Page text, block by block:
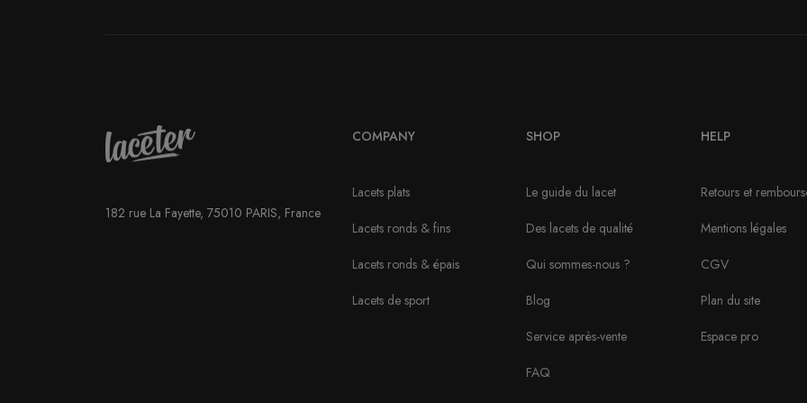
182 rue La Fayette, 75010 PARIS, France
COMPANY
Lacets plats
Lacets ronds & fins
Lacets ronds & épais
Lacets de sport
SHOP
Le guide du lacet
Des lacets de qualité
Qui sommes-nous ?
Blog
Service après-vente
FAQ
HELP
Retours et
Mentions légales
CGV
Plan du site
Espace pro